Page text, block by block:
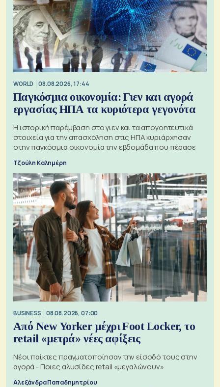
WORLD 08.08.2026, 17:44
Παγκόσμια οικονομία: Γιεν και αγορά
εργασίας ΗΠΑ τα κυριότερα γεγονότα
Η ιστορική παρέμβαση στο γιεν και τα απογοητευτικά
στοιχεία για την απασχόληση στις ΗΠΑ κυριάρχησαν
στην παγκόσμια οικονομία την εβδομάδα που πέρασε
Τζούλη Καλημέρη
BUSINESS 08.08.2026, 07:00
Από New Yorker μέχρι Foot Locker, το
retail «μετρά» νέες αφίξεις
Νέοι παίκτες πραγματοποίησαν την είσοδό τους στην
αγορά - Ποιες αλυσίδες retail «μεγαλώνουν»
Αλεξάνδρα Παπαδημητρίου